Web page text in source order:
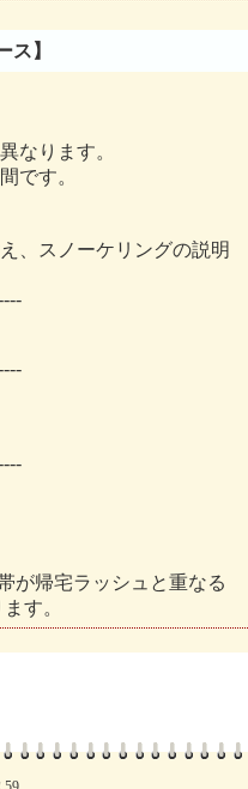
ス】
なります。
です。
、スノーケリングの説明
が帰宅ラッシュと重なる
す。